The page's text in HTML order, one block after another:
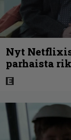
Nyt
parhaista